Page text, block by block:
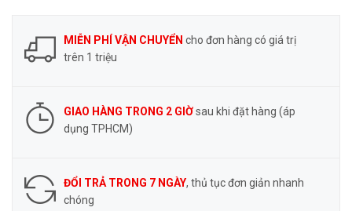
MIỄN PHÍ VẬN CHUYỂN cho đơn hàng có giá trị
trên 1 triệu
GIAO HÀNG TRONG 2 GIỜsau khi đặt hàng (áp
dụng TPHCM)
ĐỔI TRẢ TRONG 7 NGÀY, thủ tục đơn giản nhanh
chóng